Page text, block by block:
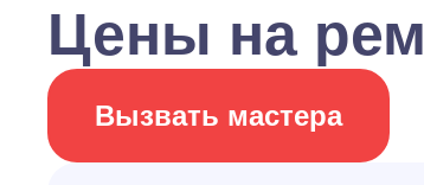
Цены на
Вызвать мастера